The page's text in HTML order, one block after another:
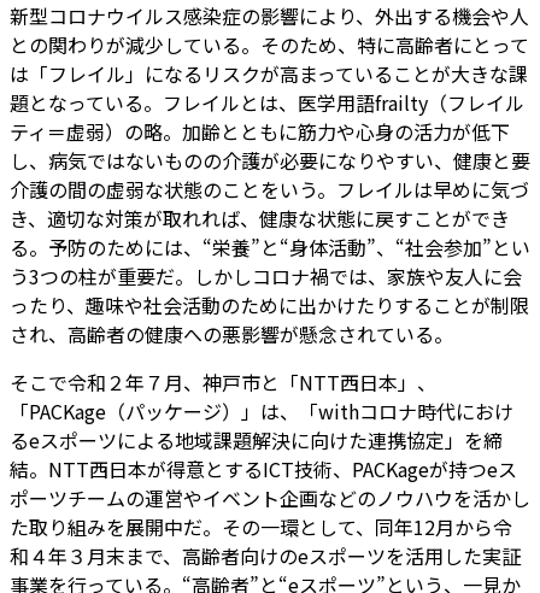
新型コロナウイルス感染症の影響により、外出する機会や人
との関わりが減少している。そのため、特に高齢者にとって
は「フレイル」になるリスクが高まっていることが大きな課
題となっている。フレイルとは、医学用語frailty（フレイル
ティ＝虚弱）の略。加齢とともに筋力や心身の活力が低下
し、病気ではないものの介護が必要になりやすい、健康と要
介護の間の虚弱な状態のことをいう。フレイルは早めに気づ
き、適切な対策が取れれば、健康な状態に戻すことができ
る。予防のためには、“栄養”と“身体活動”、“社会参加”とい
う3つの柱が重要だ。しかしコロナ禍では、家族や友人に会
ったり、趣味や社会活動のために出かけたりすることが制限
され、高齢者の健康への悪影響が懸念されている。
そこで令和２年７月、神戸市と「NTT西日本」、
「PACKage（パッケージ）」は、「withコロナ時代におけ
るeスポーツによる地域課題解決に向けた連携協定」を締
結。NTT西日本が得意とするICT技術、PACKageが持つeス
ポーツチームの運営やイベント企画などのノウハウを活かし
た取り組みを展開中だ。その一環として、同年12月から令
和４年３月末まで、高齢者向けのeスポーツを活用した実証
事業を行っている。“高齢者”と“eスポーツ”という、一見か